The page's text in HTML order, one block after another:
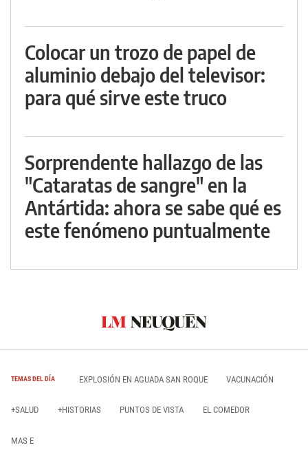
Colocar un trozo de papel de
aluminio debajo del televisor:
para qué sirve este truco
Sorprendente hallazgo de las
"Cataratas de sangre" en la
Antártida: ahora se sabe qué es
este fenómeno puntualmente
TEMAS DEL DÍA EXPLOSIÓN EN AGUADA SAN ROQUE VACUNACIÓN
+SALUD +HISTORIAS PUNTOS DE VISTA EL COMEDOR
MAS E